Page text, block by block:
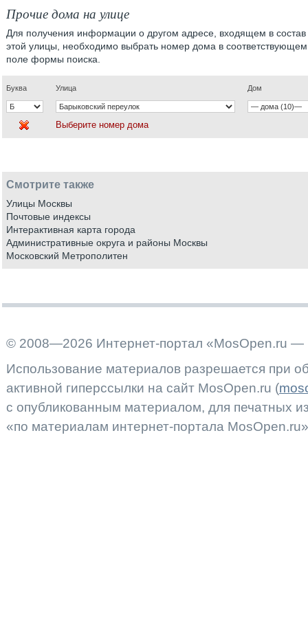
Прочие дома на улице
Для получения информации о другом адресе, входящем в состав
этой улицы, необходимо выбрать номер дома в соответствующем
поле формы поиска.
Буква Улица Дом
Выберите номер дома
Смотрите также
Улицы Москвы
Почтовые индексы
Интерактивная карта города
Административные округа и районы Москвы
Московский Метрополитен
© 2008—2026 Интернет-портал «MosOpen.ru —
Использование материалов разрешается при
активной гиперссылки на сайт MosOpen.ru (
с опубликованным материалом, для печатных
«по материалам интернет-портала